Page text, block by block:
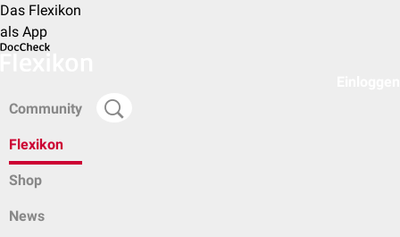
Das Flexikon
als App
Community
Flexikon
Shop
News